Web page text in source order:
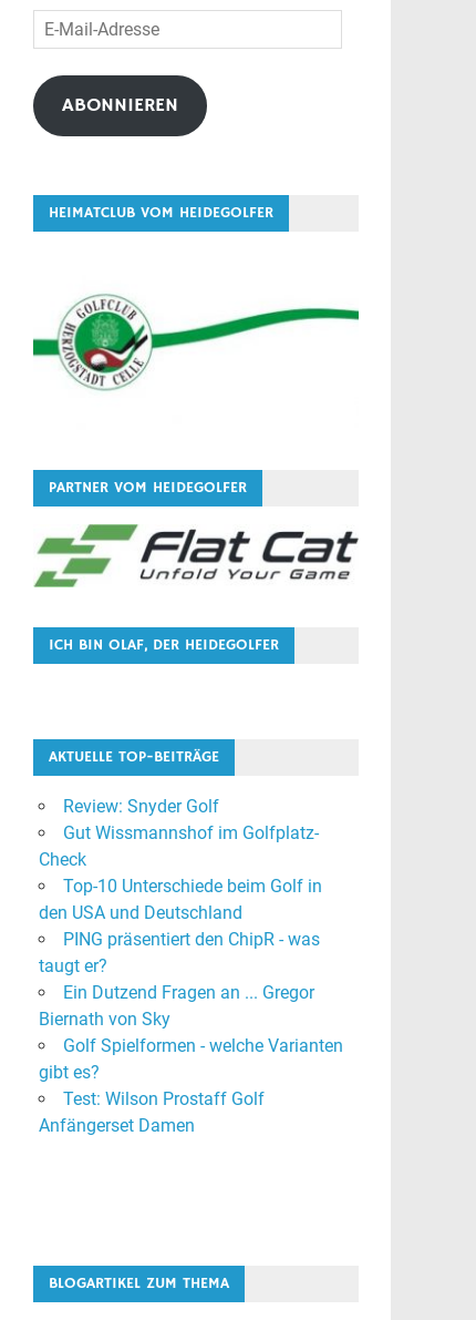
E-
Mail-
Adresse
ABONNIEREN
HEIMATCLUB VOM HEIDEGOLFER
PARTNER VOM HEIDEGOLFER
ICH BIN OLAF, DER HEIDEGOLFER
AKTUELLE TOP-BEITRÄGE
Review: Snyder Golf
Gut Wissmannshof im Golfplatz-
Check
Top-10 Unterschiede beim Golf in
den USA und Deutschland
PING präsentiert den ChipR - was
taugt er?
Ein Dutzend Fragen an ... Gregor
Biernath von Sky
Golf Spielformen - welche Varianten
gibt es?
Test: Wilson Prostaff Golf
Anfängerset Damen
BLOGARTIKEL ZUM THEMA